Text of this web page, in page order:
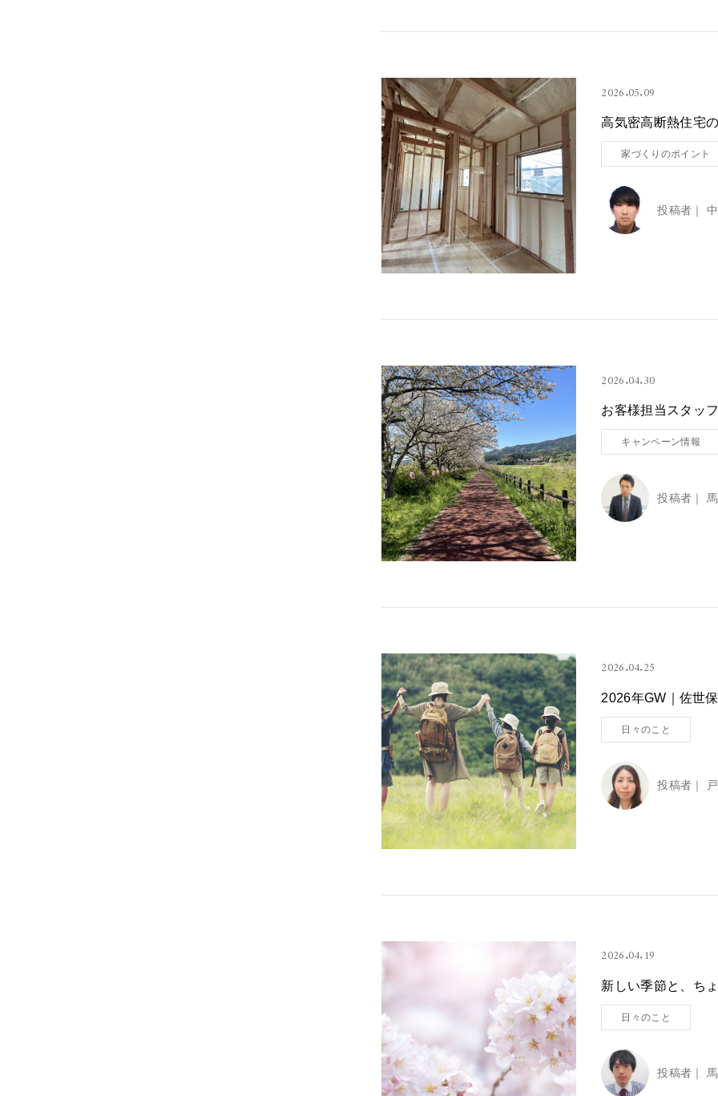
2026.05.09
高気密高断熱住宅
家づくりのポイント
投稿者｜
2026.04.30
お客様担当スタッ
キャンペーン情報
投稿者｜
2026.04.25
2026年GW｜佐世
日々のこと
投稿者｜
2026.04.19
新しい季節と、ち
日々のこと
投稿者｜